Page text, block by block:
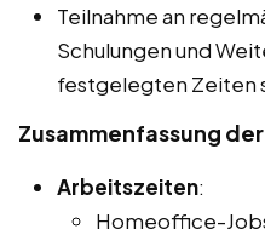
Teilnahme an
Schulungen und
festgelegten Zeiten
Zusammenfassung
Arbeitszeiten:
Homeoffice-